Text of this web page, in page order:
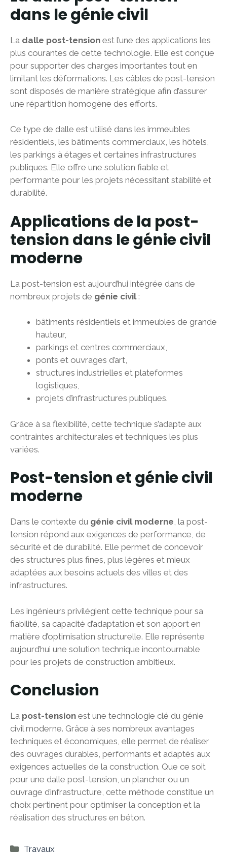
dans le génie civil
La dalle post-tension est l’une des applications les
plus courantes de cette technologie. Elle est conçue
pour supporter des charges importantes tout en
limitant les déformations. Les câbles de post-tension
sont disposés de manière stratégique afin d’assurer
une répartition homogène des efforts.
Ce type de dalle est utilisé dans les immeubles
résidentiels, les bâtiments commerciaux, les hôtels,
les parkings à étages et certaines infrastructures
publiques. Elle offre une solution fiable et
performante pour les projets nécessitant stabilité et
durabilité.
Applications de la post-
tension dans le génie civil
moderne
La post-tension est aujourd’hui intégrée dans de
nombreux projets de génie civil:
bâtiments résidentiels et immeubles de grande
hauteur,
parkings et centres commerciaux,
ponts et ouvrages d’art,
structures industrielles et plateformes
logistiques,
projets d’infrastructures publiques.
Grâce à sa flexibilité, cette technique s’adapte aux
contraintes architecturales et techniques les plus
variées.
Post-tension et génie civil
moderne
Dans le contexte du génie civil moderne, la post-
tension répond aux exigences de performance, de
sécurité et de durabilité. Elle permet de concevoir
des structures plus fines, plus légères et mieux
adaptées aux besoins actuels des villes et des
infrastructures.
Les ingénieurs privilégient cette technique pour sa
fiabilité, sa capacité d’adaptation et son apport en
matière d’optimisation structurelle. Elle représente
aujourd’hui une solution technique incontournable
pour les projets de construction ambitieux.
Conclusion
La post-tension est une technologie clé du génie
civil moderne. Grâce à ses nombreux avantages
techniques et économiques, elle permet de réaliser
des ouvrages durables, performants et adaptés aux
exigences actuelles de la construction. Que ce soit
pour une dalle post-tension, un plancher ou un
ouvrage d’infrastructure, cette méthode constitue un
choix pertinent pour optimiser la conception et la
réalisation des structures en béton.
Catégories
Travaux